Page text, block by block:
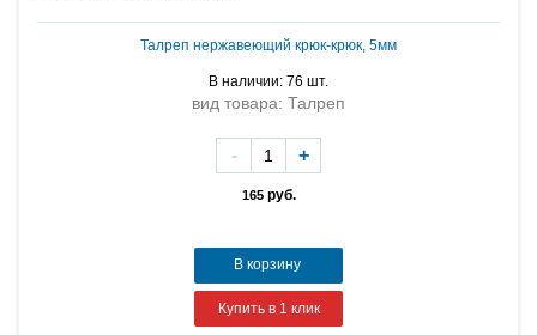
Талреп нержавеющий крюк-крюк, 5мм
В наличии: 76 шт.
вид товара: Талреп
165руб.
- +
В корзину
Купить в 1 клик